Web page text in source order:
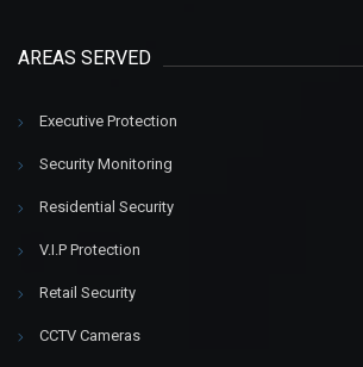
AREAS SERVED
Executive Protection
Security Monitoring
Residential Security
V.I.P Protection
Retail Security
CCTV Cameras